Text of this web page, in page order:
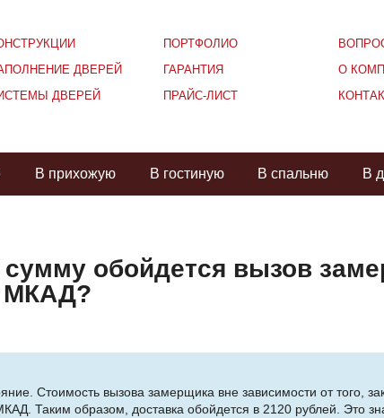
ДВЕРЕЙ
ДВЕРЕЙ
ПОРТФОЛИО
ГАРАНТИЯ
ПРАЙС-ЛИСТ
О
В прихожую В гостиную В спальню В
обойдется вызов
МКАД?
Стоимость вызова замерщика вне зависимости от того,
Таким образом, доставка обойдется в 2120 рублей. Это